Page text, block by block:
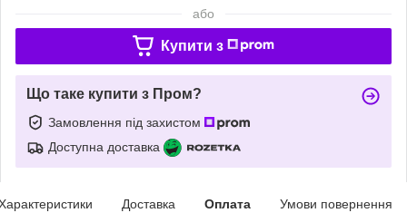
або
Купити з
Що таке купити з Пром?
Замовлення під захистом
Доступна доставка
Доставка Оплата Умови повернення